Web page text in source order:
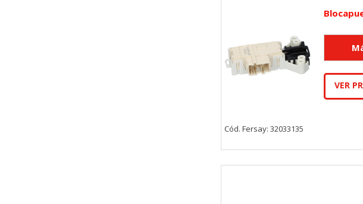
VER
Cód. Fersay: 32033135
Estas cookies son necesarias para que el sitio web
navegador para bloquear o alertar sobre estas
información de identificación personal.
Cookies de rendimiento
estas cookies es agregada y, por lo tanto, es anónima.